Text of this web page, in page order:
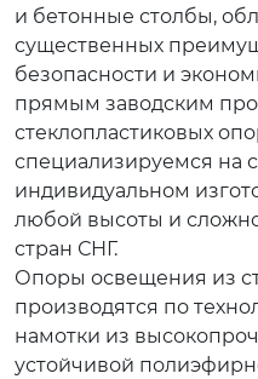
и бетонные столбы,
существенных
безопасности и
прямым заводским
стеклопластиковых
специализируемся на
индивидуальном
любой высоты и
стран СНГ.
Опоры освещения из
производятся по
намотки из
устойчивой